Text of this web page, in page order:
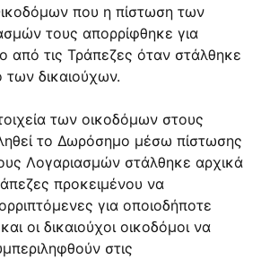
που η πίστωση των
τους απορρίφθηκε για
από τις Τράπεζες όταν στάλθηκε
των δικαιούχων.
των οικοδόμων στους
το Δωρόσημο μέσω πίστωσης
Λογαριασμών στάλθηκε αρχικά
προκειμένου να
για οποιοδήποτε
οι δικαιούχοι οικοδόμοι να
στις